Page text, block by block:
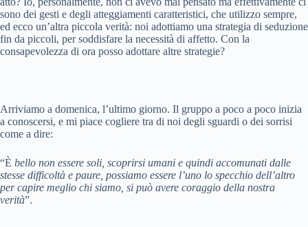
sono dei gesti e degli atteggiamenti caratteristici, che utilizzo sempre,
ed ecco un’altra piccola verità: noi adottiamo una strategia di seduzione
fin da piccoli, per soddisfare la necessità di affetto. Con la
consapevolezza di ora posso adottare altre strategie?
Arriviamo a domenica, l’ultimo giorno. Il gruppo a poco a poco inizia
a conoscersi, e mi piace cogliere tra di noi degli sguardi o dei sorrisi
come a dire:
“È bello non essere soli, scoprirsi umani e quindi accomunati dalle
stesse difficoltà e paure, possiamo essere l’uno lo specchio dell’altro
per capire meglio chi siamo, si può avere coraggio della nostra
verità”.